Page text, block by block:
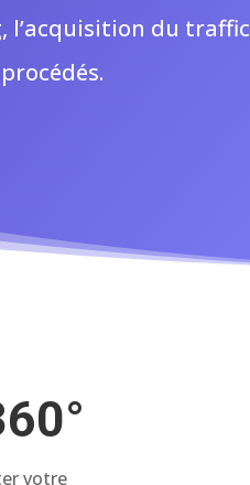
l’acquisition du traffic
votre